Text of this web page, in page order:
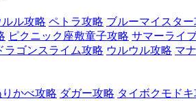
ルル攻略 ペトラ攻略 ブルーマイスター
ピクニック座敷童子攻略 サマーライ
ラゴンスライム攻略 ウルウル攻略 マ
りかべ攻略 ダガー攻略 タイボクモドキ